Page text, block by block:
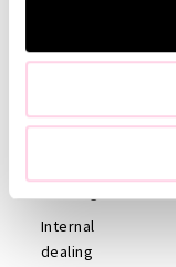
Shareholders
Internal
dealing